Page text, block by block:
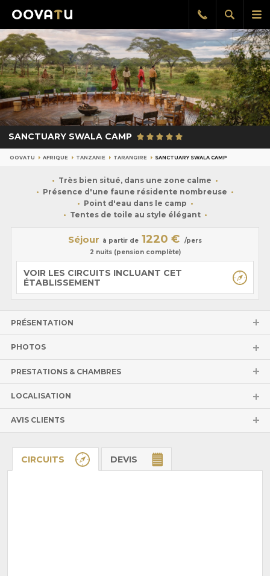
le
Afficher
la
Rappel
gratuit
SANCTUARY SWALA CAMP
OOVATU AFRIQUE TANZANIE TARANGIRE SANCTUARY SWALA CAMP
Très bien situé, dans une zone calme
Présence d'une faune résidente nombreuse
Point d'eau dans le camp
Tentes de toile au style élégant
Séjour à partir de 1220 €
/pers
2 nuits (pension complète)
VOIR LES CIRCUITS INCLUANT CET
ÉTABLISSEMENT
PRÉSENTATION
PHOTOS
PRESTATIONS & CHAMBRES
LOCALISATION
AVIS CLIENTS
CIRCUITS DEVIS